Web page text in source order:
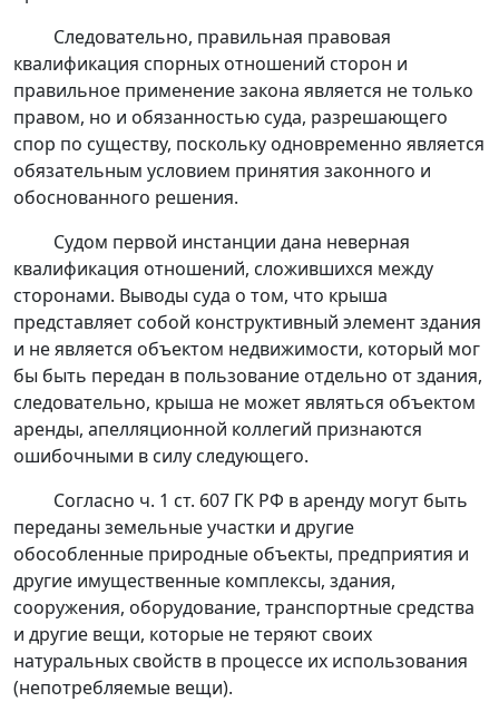
Следовательно, правильная правовая
квалификация спорных отношений сторон и
правильное применение закона является не только
правом, но и обязанностью суда, разрешающего
спор по существу, поскольку одновременно является
обязательным условием принятия законного и
обоснованного решения.
Судом первой инстанции дана неверная
квалификация отношений, сложившихся между
сторонами. Выводы суда о том, что крыша
представляет собой конструктивный элемент здания
и не является объектом недвижимости, который мог
бы быть передан в пользование отдельно от здания,
следовательно, крыша не может являться объектом
аренды, апелляционной коллегий признаются
ошибочными в силу следующего.
Согласно ч. 1 ст. 607 ГК РФ в аренду могут быть
переданы земельные участки и другие
обособленные природные объекты, предприятия и
другие имущественные комплексы, здания,
сооружения, оборудование, транспортные средства
и другие вещи, которые не теряют своих
натуральных свойств в процессе их использования
(непотребляемые вещи).